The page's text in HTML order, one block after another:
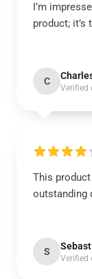
I’m
product; it’s
C
Verified
This
outstanding
S
Verified